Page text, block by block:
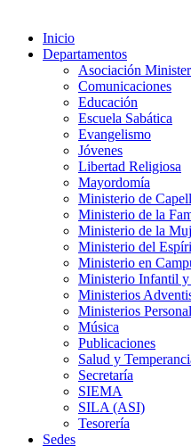
Inicio
Departamentos
Asociación
Comunicaciones
Educación
Escuela Sabática
Evangelismo
Jóvenes
Libertad Religiosa
Mayordomía
Ministerio de
Ministerio de la
Ministerio de la
Ministerio del
Ministerio en
Ministerio Infantil y
Ministerios
Ministerios
Música
Publicaciones
Salud y
Secretaría
SIEMA
SILA (ASI)
Tesorería
Sedes